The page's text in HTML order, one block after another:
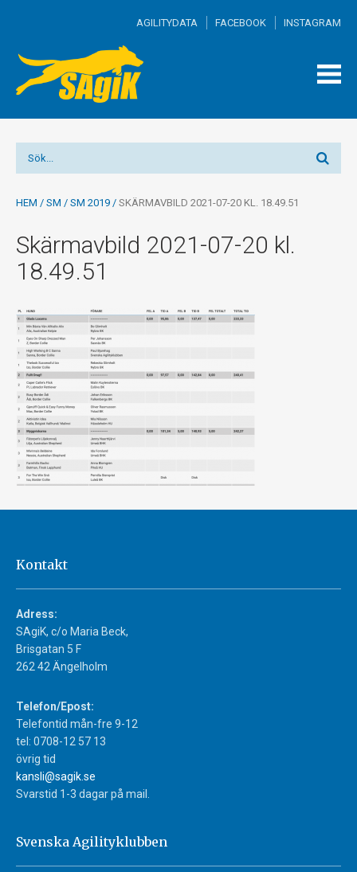
AGILITYDATA FACEBOOK INSTAGRAM
HEM / SM / SM 2019 / SKÄRMAVBILD 2021-07-20 KL. 18.49.51
Skärmavbild 2021-07-20 kl.
18.49.51
Kontakt
Adress:
SAgiK, c/o Maria Beck,
Brisgatan 5 F
262 42 Ängelholm
Telefon/Epost:
Telefontid mån-fre 9-12
tel: 0708-12 57 13
övrig tid
kansli@sagik.se
Svarstid 1-3 dagar på mail.
Svenska Agilityklubben